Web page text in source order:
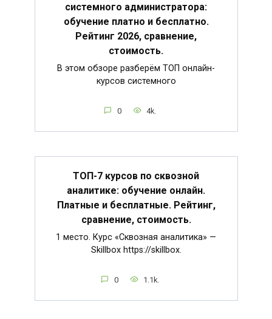
системного администратора:
обучение платно и бесплатно.
Рейтинг 2026, сравнение,
стоимость.
В этом обзоре разберём ТОП онлайн-
курсов системного
0 4k.
ТОП-7 курсов по сквозной
аналитике: обучение онлайн.
Платные и бесплатные. Рейтинг,
сравнение, стоимость.
1 место. Курс «Сквозная аналитика» —
Skillbox https://skillbox.
0 1.1k.